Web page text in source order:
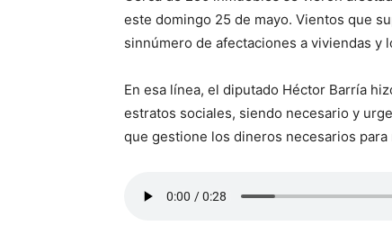
este domingo 25 de mayo. Vientos que
sinnúmero de afectaciones a viviendas y
En esa línea, el diputado Héctor Barría
estratos sociales, siendo necesario y
que gestione los dineros necesarios